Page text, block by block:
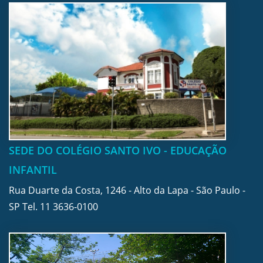
SEDE DO COLÉGIO SANTO IVO - EDUCAÇÃO
INFANTIL
Rua Duarte da Costa, 1246 - Alto da Lapa - São Paulo -
SP Tel. 11 3636-0100